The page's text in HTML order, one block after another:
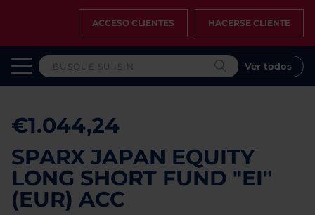
ACCESO CLIENTES HACERSE CLIENTE
Ver todos
€1.044,24
SPARX JAPAN EQUITY
LONG SHORT FUND "EI"
(EUR) ACC